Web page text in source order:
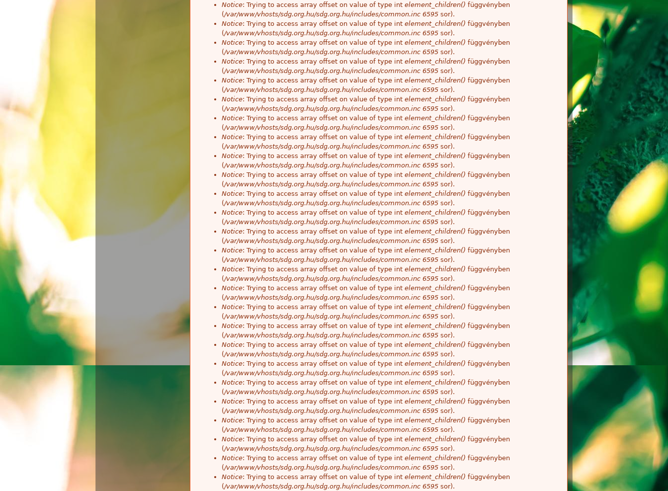
Notice: Trying to access array offset on value of type int element_children() függvényben
(/var/www/vhosts/sdg.org.hu/sdg.org.hu/includes/common.inc 6595 sor).
Notice: Trying to access array offset on value of type int element_children() függvényben
(/var/www/vhosts/sdg.org.hu/sdg.org.hu/includes/common.inc 6595 sor).
Notice: Trying to access array offset on value of type int element_children() függvényben
(/var/www/vhosts/sdg.org.hu/sdg.org.hu/includes/common.inc 6595 sor).
Notice: Trying to access array offset on value of type int element_children() függvényben
(/var/www/vhosts/sdg.org.hu/sdg.org.hu/includes/common.inc 6595 sor).
Notice: Trying to access array offset on value of type int element_children() függvényben
(/var/www/vhosts/sdg.org.hu/sdg.org.hu/includes/common.inc 6595 sor).
Notice: Trying to access array offset on value of type int element_children() függvényben
(/var/www/vhosts/sdg.org.hu/sdg.org.hu/includes/common.inc 6595 sor).
Notice: Trying to access array offset on value of type int element_children() függvényben
(/var/www/vhosts/sdg.org.hu/sdg.org.hu/includes/common.inc 6595 sor).
Notice: Trying to access array offset on value of type int element_children() függvényben
(/var/www/vhosts/sdg.org.hu/sdg.org.hu/includes/common.inc 6595 sor).
Notice: Trying to access array offset on value of type int element_children() függvényben
(/var/www/vhosts/sdg.org.hu/sdg.org.hu/includes/common.inc 6595 sor).
Notice: Trying to access array offset on value of type int element_children() függvényben
(/var/www/vhosts/sdg.org.hu/sdg.org.hu/includes/common.inc 6595 sor).
Notice: Trying to access array offset on value of type int element_children() függvényben
(/var/www/vhosts/sdg.org.hu/sdg.org.hu/includes/common.inc 6595 sor).
Notice: Trying to access array offset on value of type int element_children() függvényben
(/var/www/vhosts/sdg.org.hu/sdg.org.hu/includes/common.inc 6595 sor).
Notice: Trying to access array offset on value of type int element_children() függvényben
(/var/www/vhosts/sdg.org.hu/sdg.org.hu/includes/common.inc 6595 sor).
Notice: Trying to access array offset on value of type int element_children() függvényben
(/var/www/vhosts/sdg.org.hu/sdg.org.hu/includes/common.inc 6595 sor).
Notice: Trying to access array offset on value of type int element_children() függvényben
(/var/www/vhosts/sdg.org.hu/sdg.org.hu/includes/common.inc 6595 sor).
Notice: Trying to access array offset on value of type int element_children() függvényben
(/var/www/vhosts/sdg.org.hu/sdg.org.hu/includes/common.inc 6595 sor).
Notice: Trying to access array offset on value of type int element_children() függvényben
(/var/www/vhosts/sdg.org.hu/sdg.org.hu/includes/common.inc 6595 sor).
Notice: Trying to access array offset on value of type int element_children() függvényben
(/var/www/vhosts/sdg.org.hu/sdg.org.hu/includes/common.inc 6595 sor).
Notice: Trying to access array offset on value of type int element_children() függvényben
(/var/www/vhosts/sdg.org.hu/sdg.org.hu/includes/common.inc 6595 sor).
Notice: Trying to access array offset on value of type int element_children() függvényben
(/var/www/vhosts/sdg.org.hu/sdg.org.hu/includes/common.inc 6595 sor).
Notice: Trying to access array offset on value of type int element_children() függvényben
(/var/www/vhosts/sdg.org.hu/sdg.org.hu/includes/common.inc 6595 sor).
Notice: Trying to access array offset on value of type int element_children() függvényben
(/var/www/vhosts/sdg.org.hu/sdg.org.hu/includes/common.inc 6595 sor).
Notice: Trying to access array offset on value of type int element_children() függvényben
(/var/www/vhosts/sdg.org.hu/sdg.org.hu/includes/common.inc 6595 sor).
Notice: Trying to access array offset on value of type int element_children() függvényben
(/var/www/vhosts/sdg.org.hu/sdg.org.hu/includes/common.inc 6595 sor).
Notice: Trying to access array offset on value of type int element_children() függvényben
(/var/www/vhosts/sdg.org.hu/sdg.org.hu/includes/common.inc 6595 sor).
Notice: Trying to access array offset on value of type int element_children() függvényben
(/var/www/vhosts/sdg.org.hu/sdg.org.hu/includes/common.inc 6595 sor).